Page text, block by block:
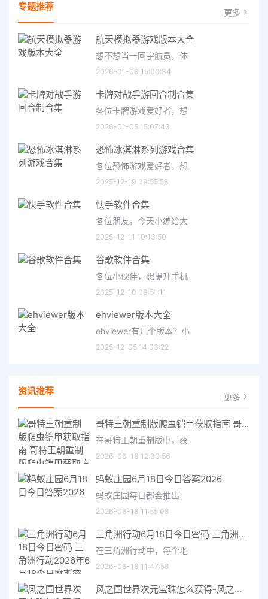
专题推荐 更多
航天模拟器游戏版本大全
想不想当一回宇航员，体
2026-01-08 15:00:34
卡牌对战手游回合制合集
各位卡牌游戏爱好者，想
2026-01-05 15:07:43
恐怖冰淇淋系列游戏合集
各位恐怖游戏爱好者，想
2025-12-19 09:55:58
快手软件合集
各位朋友，今天小编给大
2025-12-11 10:13:50
谷歌软件合集
各位小伙伴，想提升手机
2025-12-10 09:51:11
ehviewer版本大全
ehviewer有几个版本？小
2025-12-05 14:03:22
资讯推荐 更多
哥特王朝重制版爬虫铠甲获取指南 哥特王朝重制版爬虫铠甲获取方法
在哥特王朝重制版中，获
2026-06-18 12:30:56
蚂蚁庄园6月18日今日答案2026
蚂蚁庄园每日都会推出
2026-06-18 11:55:08
三角洲行动6月18日今日密码 三角洲行动2026年6月18今日摩斯密码分享
在三角洲行动中，每个地
2026-06-18 11:47:58
风之国世界次元宝珠怎么获得-风之国世界次元宝珠获取方法介绍